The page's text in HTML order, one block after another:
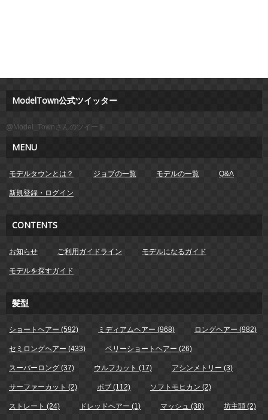
ModelTown公式ツイッター
@Model_Townさんのツイート
MENU
モデルタウンとは？ ジョブの一覧 モデルの一覧 Q&A
新規登録・ログイン
CONTENTS
お知らせ ご利用ガイドライン モデルになるガイド
モデルを探すガイド
髪型
ショートヘアー (592) ミディアムヘアー (968) ロングヘアー (982)
セミロングヘアー (433) ベリーショートヘアー (26)
スーパーロング (37) ウルフカット (17) アシンメトリー (3)
サーファーカット (2) ボブ (112) ソフトモヒカン (2)
ストレート (24) ドレッドヘアー (1) マッシュ (38) 坊主頭 (2)